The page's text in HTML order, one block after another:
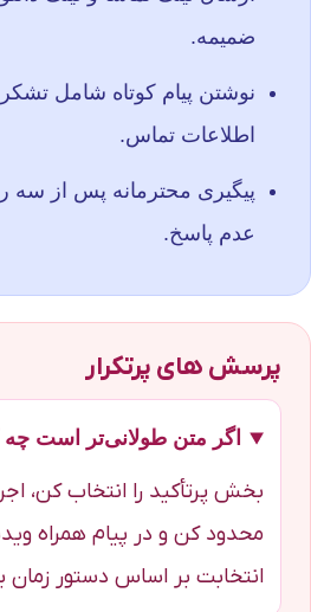
ضمیمه.
نوشتن پیام کوتاه شامل
اطلاعات تماس.
پیگیری محترمانه پس از
عدم پاسخ.
پرسش‌ های پرتکرار
اگر متن طولانی‌تر است چه
محدود کن و در پیام همراه
انتخابت بر اساس دستور زمان